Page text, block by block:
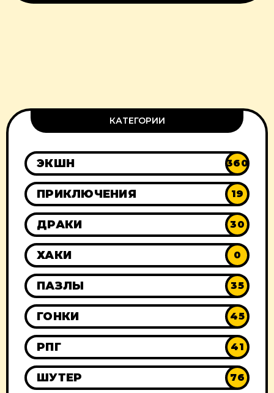
КАТЕГОРИИ
ЭКШН 360
ПРИКЛЮЧЕНИЯ 19
ДРАКИ 30
ХАКИ 0
ПАЗЛЫ 35
ГОНКИ 45
РПГ 41
ШУТЕР 76